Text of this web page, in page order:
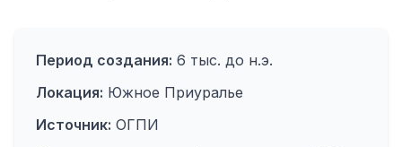
Период создания: 6 тыс. до н.э.
Локация: Южное Приуралье
Источник: ОГПИ